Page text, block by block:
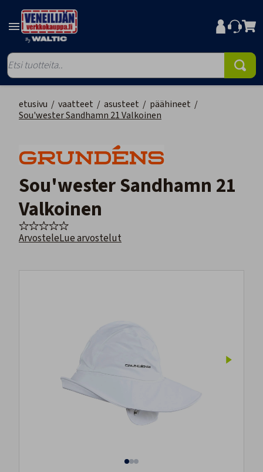
etusivu / vaatteet / asusteet / päähineet /
Sou'wester Sandhamn 21 Valkoinen
Sou'wester Sandhamn 21
Valkoinen
ArvosteleLue arvostelut